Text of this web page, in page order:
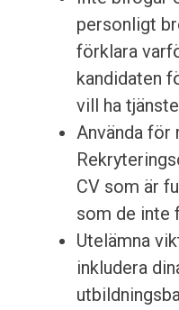
personligt
förklara
kandidaten
vill ha
Använda för
CV som är
som de inte
Utelämna
inkludera